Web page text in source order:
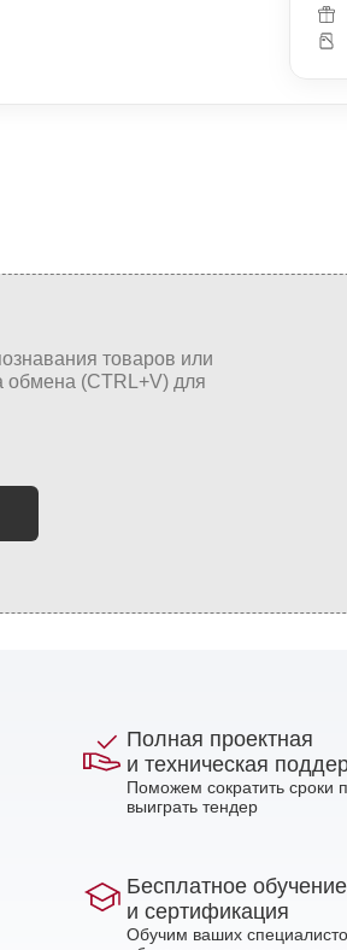
Полная проектная
и техническая
Поможем сократить сроки
выиграть тендер
Бесплатное обучение
и сертификация
Обучим ваших